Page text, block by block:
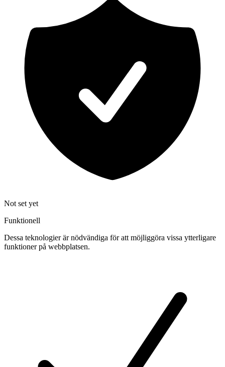
Not set yet
Funktionell
Dessa teknologier är nödvändiga för att möjliggöra vissa ytterligare
funktioner på webbplatsen.